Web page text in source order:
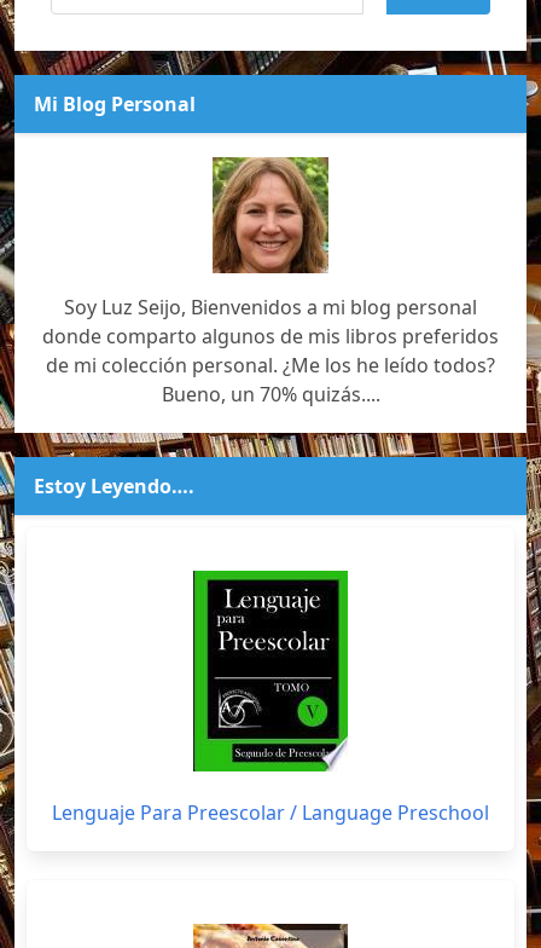
Mi Blog Personal
Soy Luz Seijo, Bienvenidos a mi blog personal
donde comparto algunos de mis libros preferidos
de mi colección personal. ¿Me los he leído todos?
Bueno, un 70% quizás....
Estoy Leyendo….
Lenguaje Para Preescolar / Language Preschool